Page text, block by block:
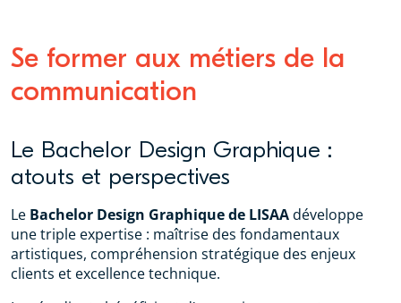
Se former aux métiers de la
communication
Le Bachelor Design Graphique :
atouts et perspectives
Le Bachelor Design Graphique de LISAAdéveloppe
une triple expertise : maîtrise des fondamentaux
artistiques, compréhension stratégique des enjeux
clients et excellence technique.